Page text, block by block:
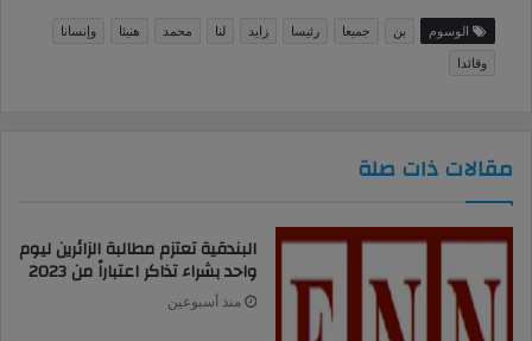
الوسوم بن جميعا رئيسا زايد لنا محمد هنيئا
وإنسانا
وقائدا
مقالات ذات صلة
البندقية تعتزم مطالبة الزائرين ليوم
واحد بشراء تذاكر اعتباراً من 2023
منذ أسبوعين